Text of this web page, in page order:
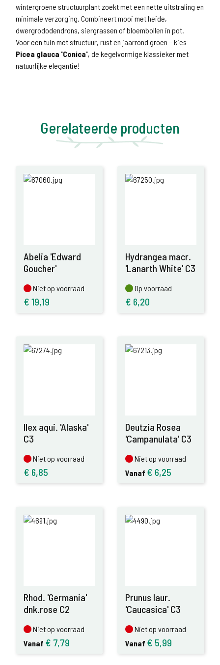
wintergroene structuurplant zoekt met een nette uitstraling en
minimale verzorging. Combineert mooi met heide,
dwergrododendrons, siergrassen of bloembollen in pot.
Voor een tuin met structuur, rust en jaarrond groen – kies
Picea glauca 'Conica', de kegelvormige klassieker met
natuurlijke elegantie!
Gerelateerde producten
Abelia 'Edward
Goucher'
Niet op voorraad
Niet op voorraad
€ 19,19
Hydrangea macr.
'Lanarth White' C3
Op voorraad
Op voorraad
€ 6,20
Ilex aqui. 'Alaska'
C3
Niet op voorraad
Niet op voorraad
€ 6,85
Deutzia Rosea
'Campanulata' C3
Niet op voorraad
Niet op voorraad
Vanaf € 6,25
Rhod. 'Germania'
dnk.rose C2
Niet op voorraad
Niet op voorraad
Vanaf € 7,79
Prunus laur.
'Caucasica' C3
Niet op voorraad
Niet op voorraad
Vanaf € 5,99